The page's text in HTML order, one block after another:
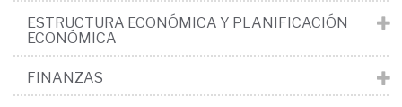
ESTRUCTURA ECONÓMICA Y PLANIFICACIÓN
ECONÓMICA
FINANZAS